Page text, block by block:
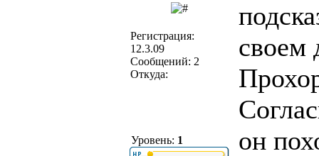
Регистрация:
12.3.09
Сообщений: 2
Откуда:
Уровень: 1
своем
он